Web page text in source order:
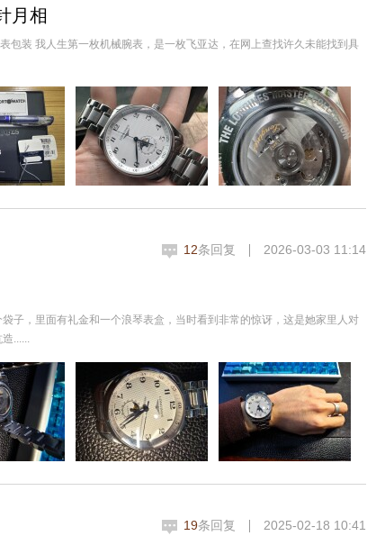
月相
装 我人生第一枚机械腕表，是一枚飞亚达，在网上查找许久未能找到具
子，里面有礼金和一个浪琴表盒，当时看到非常的惊讶，这是她家里人对
......
12条回复 2026-03-03 11:14
19条回复 2025-02-18 10:41